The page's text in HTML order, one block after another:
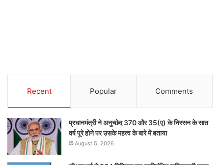
Recent Popular Comments
प्रधानमंत्री ने अनुच्छेद 370 और 35(ए) के निरसन के सात
वर्ष पूरे होने पर उसके महत्व के बारे में बताया
August 5, 2026